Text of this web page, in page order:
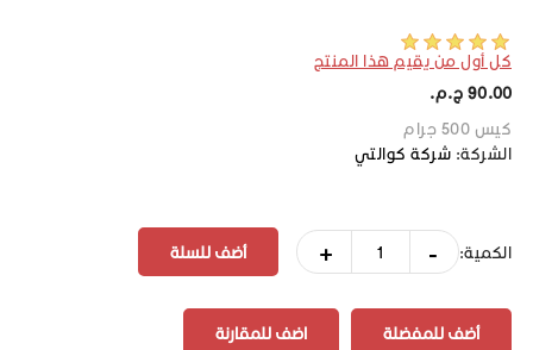
كل أول من يقيم هذا المنتج
90.00 ج.م.‏
كيس 500 جرام
الشركة: شركة كوالتي
الكمية: -
+
أضف للمفضلة اضف للمقارنة